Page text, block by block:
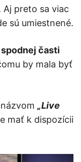
preto sa viac
sú umiestnené.
časti
by mala byť
„Live
mať k dispozícii